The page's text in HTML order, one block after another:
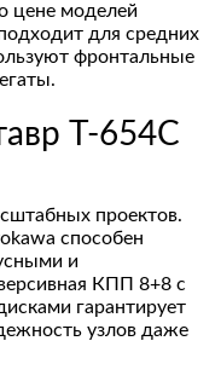
цене моделей
для средних
фронтальные
Т-654С
проектов.
способен
и
КПП 8+8 с
гарантирует
узлов даже